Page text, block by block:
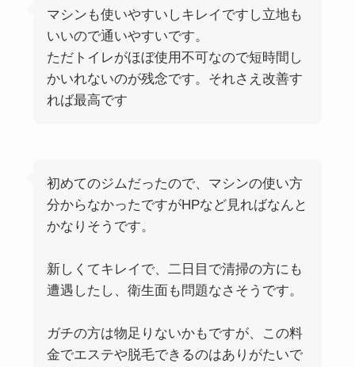
マシンも使いやすいしキレイですし立地も
いいので通いやすいです。
ただトイレがほぼ使用不可なので短時間し
かいれないのが残念です。それさえ改善す
れば最高です
初めてのジムだったので、マシンの使い方
分からなかったですがHPなど見ればなんと
かなりそうです。
新しくてキレイで、二日目で清掃の方にも
遭遇したし、衛生面も問題なさそうです。
ガチの方は物足りないかもですが、この料
金でエステや脱毛できるのはありがたいで